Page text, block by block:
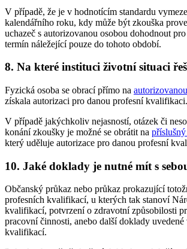
V případě, že je v hodnotícím standardu
kalendářního roku, kdy může být zkouška
uchazeč s autorizovanou osobou dohodnout
termín náležející pouze do tohoto období.
8. Na které instituci životní situaci
Fyzická osoba se obrací přímo na
získala autorizaci pro danou profesní kvalifikaci.
V případě jakýchkoliv nejasností, otázek či
konání zkoušky je možné se obrátit na
který uděluje autorizace pro danou profesní
10. Jaké doklady je nutné mít s
Občanský průkaz nebo průkaz prokazující
profesních kvalifikací, u kterých tak stanoví
kvalifikací, potvrzení o zdravotní způsobilosti
pracovní činnosti, anebo další doklady
kvalifikací.